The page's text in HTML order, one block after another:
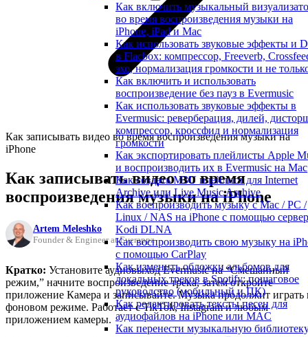
Как включить музыкальный
во время воспроизведения музыки на
iPhone, iPad и Mac
Как использовать звуковые эффекты и
в Flacbox: компрессор, Freeverb,
эхо, нормализация громкости и не
Как включить и использовать
воспроизведение без пауз в Evermusic
Как использовать звуковые эффекты в
Evermusic: реверберация, дилей,
компрессор, кроссфид и нормализация
громкости
Как экспортировать плейлисты Apple
и воспроизводить их в Evermusic на Mac
Как создать M3U плейлист для Internet
Archive или Live Music Archive
Как воспроизводить музыку с Mac / PC /
Linux / NAS на iPhone с помощью
Kodi DLNA
Как воспроизводить свою музыку на
с помощью CarPlay
Как изменить обложки альбомов для
локальных треков в Spotify: пошаговое
руководство (мобильный и ПК)
Как редактировать тексты песен для
аудиофайлов на iPhone или MAC
Как перенести музыкальную
Как записывать видео во время воспроизведения музыки на
iPhone
Как записывать видео во время
воспроизведения музыки на iPhone
Artem Meleshko
Founder & Engineer at Everappz
Кратко: Установите аудиовыход Evermusic на “Смешанный
режим,” начните воспроизведение трека, затем откройте
приложение Камера и записывайте. Музыка продолжит играть
фоновом режиме. Работает с TikTok, Instagram и любым
приложением камеры.